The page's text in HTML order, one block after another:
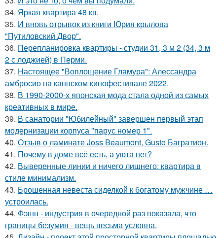
34. Яркая квартира 48 кв.
35. И вновь отрывок из книги Юрия крылова
"Путиловский Двор".
36. Перепланировка квартиры - студии 31, 3 м 2 (34, 3 м
2 с лоджией) в Перми.
37. Настоящее "Воплощение Гламура": Алессандра
амбросио на каннском кинофестивале 2022.
38. В 1990-2000-х японская мода стала одной из самых
креативных в мире.
39. В санатории "Юбилейный" завершен первый этап
модернизации корпуса "парус номер 1".
40. Отзыв о ламинате Joss Beaumont, Gusto Багратион.
41. Почему в доме всё есть, а уюта нет?
42. Выверенные линии и ничего лишнего: квартира в
стиле минимализм.
43. Брошенная невеста сиделкой к богатому мужчине …
устроилась.
44. Фэшн - индустрия в очередной раз показала, что
границы безумия - вещь весьма условна.